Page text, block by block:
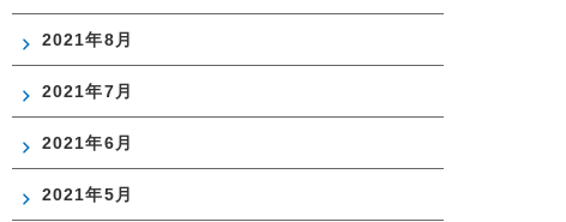
2021年8月
2021年7月
2021年6月
2021年5月